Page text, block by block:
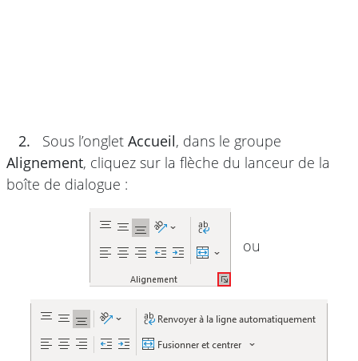
2. Sous l’onglet Accueil, dans le groupe
Alignement, cliquez sur la flèche du lanceur de la
boîte de dialogue :
ou